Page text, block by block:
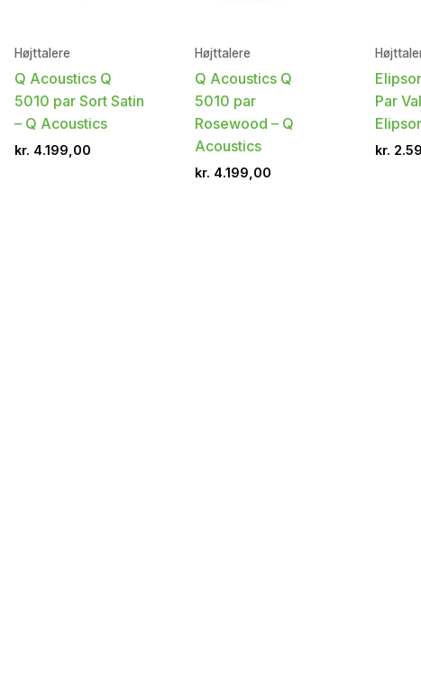
Højttalere
Q Acoustics Q
5010 par Sort Satin
– Q Acoustics
kr. 4.199,00
Højttalere
Q Acoustics Q
5010 par
Rosewood – Q
Acoustics
kr. 4.199,00
Par
kr.